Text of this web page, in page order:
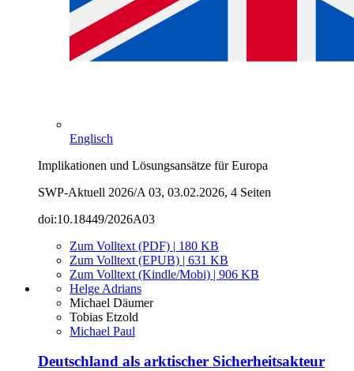
Englisch
Implikationen und Lösungsansätze für Europa
SWP-Aktuell 2026/A 03, 03.02.2026, 4 Seiten
doi:10.18449/2026A03
Zum Volltext (PDF) | 180 KB
Zum Volltext (EPUB) | 631 KB
Zum Volltext (Kindle/Mobi) | 906 KB
Helge Adrians
Michael Däumer
Tobias Etzold
Michael Paul
Deutschland als arktischer Sicherheitsakteur